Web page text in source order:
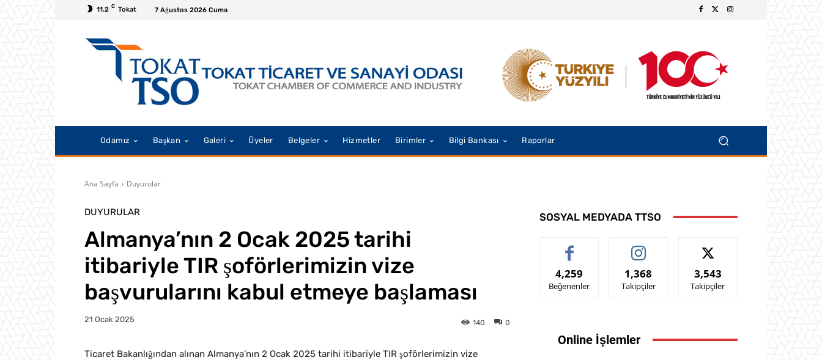
11.2 C Tokat 7 Ağustos 2026 Cuma
Odamız Başkan Galeri Üyeler Belgeler Hizmetler Birimler Bilgi Bankası Raporlar
Ana Sayfa Duyurular
DUYURULAR
Almanya’nın 2 Ocak 2025 tarihi
itibariyle TIR şoförlerimizin vize
başvurularını kabul etmeye başlaması
21 Ocak 2025 0
140
Ticaret Bakanlığından alınan Almanya’nın 2 Ocak 2025 tarihi itibariyle TIR şoförlerimizin vize
SOSYAL MEDYADA TTSO
4,259
Beğenenler
1,368
Takipçiler
3,543
Takipçiler
Online İşlemler